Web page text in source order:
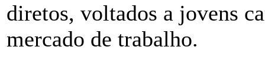
diretos, voltados a jovens
mercado de trabalho.